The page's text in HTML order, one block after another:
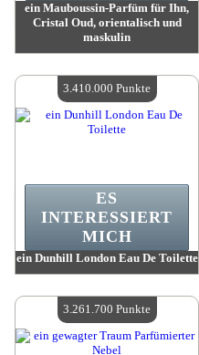
ein Mauboussin-Parfüm für Ihn,
Cristal Oud, orientalisch und
maskulin
Verfügbare Menge:4
ein Dunhill London Eau De Toilette
Verfügbare Menge:4
ES
INTERESSIERT
MICH
3.410.000 Punkte
3.261.700 Punkte